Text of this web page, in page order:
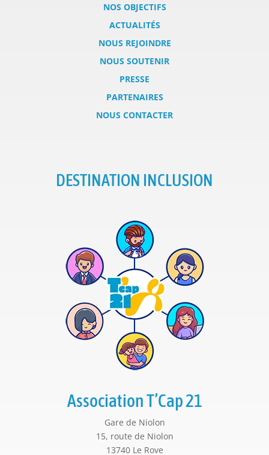
NOS OBJECTIFS
ACTUALITÉS
NOUS REJOINDRE
NOUS SOUTENIR
PRESSE
PARTENAIRES
NOUS CONTACTER
DESTINATION INCLUSION
Association T’Cap 21
Gare de Niolon
15, route de Niolon
13740 Le Rove